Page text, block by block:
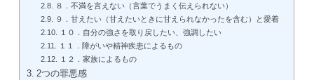
８．不満を言えない（言葉でうまく伝えられない）
９．甘えたい（甘えたいときに甘えられなかったを含む）と愛着
１０．自分の強さを取り戻したい、強調したい
１１．障がいや精神疾患によるもの
１２．家族によるもの
2つの罪悪感